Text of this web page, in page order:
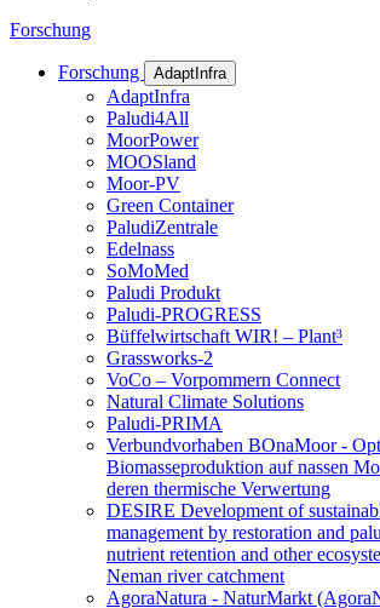
Forschung
Forschung AdaptInfra
AdaptInfra
Paludi4All
MoorPower
MOOSland
Moor-PV
Green Container
PaludiZentrale
Edelnass
SoMoMed
Paludi Produkt
Paludi-PROGRESS
Büffelwirtschaft WIR! – Plant³
Grassworks-2
VoCo – Vorpommern Connect
Natural Climate Solutions
Paludi-PRIMA
Verbundvorhaben BOnaMoor -
Biomasseproduktion auf nassen
deren thermische Verwertung
DESIRE Development of
management by restoration and
nutrient retention and other
Neman river catchment
AgoraNatura - NaturMarkt